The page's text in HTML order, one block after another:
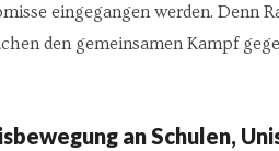
eingegangen werden. Denn
den gemeinsamen Kampf
an Schulen,